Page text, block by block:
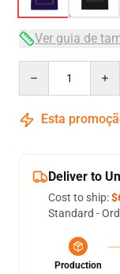
Ver guia de
Esta
Deliver to
Cost to ship:
Standard -
Production